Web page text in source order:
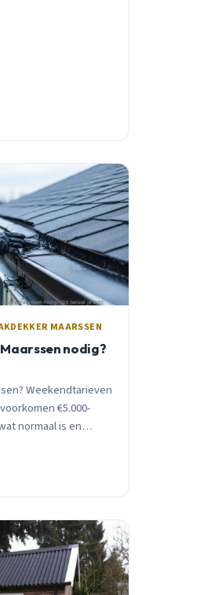
MAARSSEN
nodig?
Weekendtarieven
€5.000-
normaal is en